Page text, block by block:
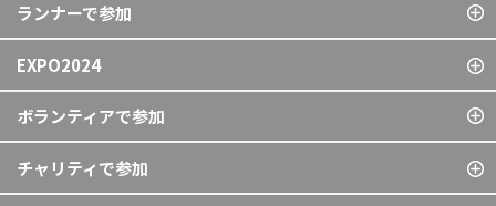
ランナーで参加
EXPO2024
ボランティアで参加
チャリティで参加